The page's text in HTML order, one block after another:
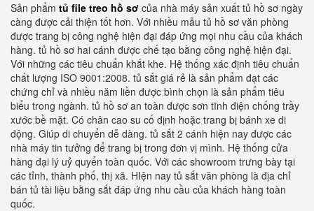
Sản phẩm tủ file treo hồ sơ của nhà máy sản xuất tủ hồ sơ ngày
càng được cải thiện tốt hơn. Với nhiều mẫu tủ hồ sơ văn phòng
được trang bị công nghệ hiện đại đáp ứng mọi nhu cầu của khách
hàng. tủ hồ sơ hai cánh được chế tạo bằng công nghệ hiện đại.
Với những các tiêu chuẩn khắt khe. Hệ thống xác định tiêu chuẩn
chất lượng ISO 9001:2008. tủ sắt giá rẻ là sản phẩm đạt các
chứng chỉ và nhiều năm liền được bình chọn là sản phẩm tiêu
biểu trong ngành. tủ hồ sơ an toàn được sơn tĩnh điện chống trầy
xước bề mặt. Có chân cao su cố định hoặc trang bị bánh xe di
động. Giúp di chuyển dễ dàng. tủ sắt 2 cánh hiện nay được các
nhà máy tin tưởng để trang bị trong đơn vị mình. Hệ thống cửa
hàng đại lý uỷ quyển toàn quốc. Với các showroom trưng bày tại
các tỉnh, thành phố, thị xã. HIện nay tủ sắt văn phòng là địa chỉ
bán tủ tài liệu bằng sắt đáp ứng nhu cầu của khách hàng toàn
quốc.